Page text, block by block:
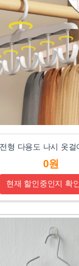
형 다용도 나시 옷걸
0원
현재 할인중인지 확